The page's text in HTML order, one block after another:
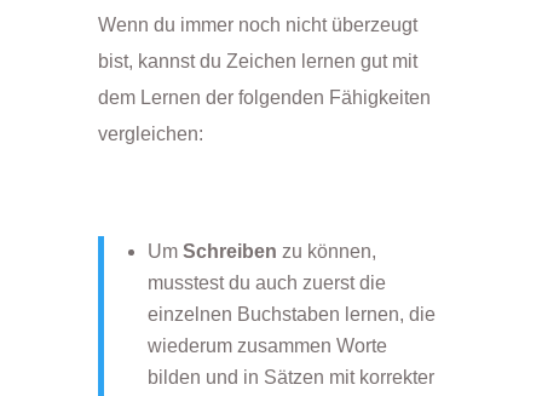
Wenn du immer noch nicht überzeugt
bist, kannst du Zeichen lernen gut mit
dem Lernen der folgenden Fähigkeiten
vergleichen:
Um Schreiben zu können,
musstest du auch zuerst die
einzelnen Buchstaben lernen, die
wiederum zusammen Worte
bilden und in Sätzen mit korrekter